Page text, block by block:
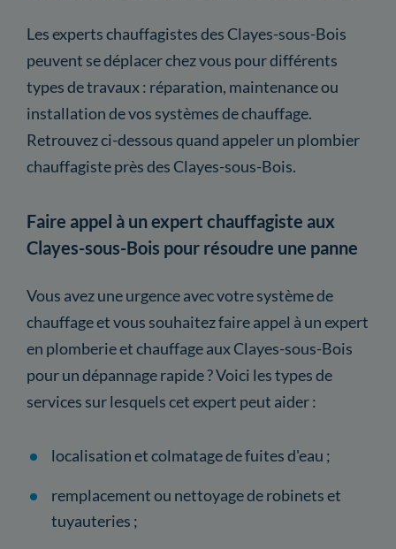
Les experts chauffagistes des Clayes-sous-Bois
peuvent se déplacer chez vous pour différents
types de travaux : réparation, maintenance ou
installation de vos systèmes de chauffage.
Retrouvez ci-dessous quand appeler un plombier
chauffagiste près des Clayes-sous-Bois.
Faire appel à un expert chauffagiste aux
Clayes-sous-Bois pour résoudre une panne
Vous avez une urgence avec votre système de
chauffage et vous souhaitez faire appel à un expert
en plomberie et chauffage aux Clayes-sous-Bois
pour un dépannage rapide ? Voici les types de
services sur lesquels cet expert peut aider :
localisation et colmatage de fuites d'eau ;
remplacement ou nettoyage de robinets et
tuyauteries ;